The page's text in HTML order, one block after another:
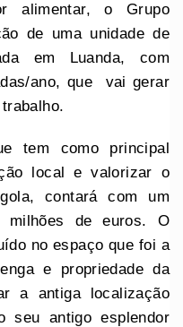
alimentar, o Grupo
de uma unidade de
em Luanda, com
ano, que vai gerar
tem como principal
local e valorizar o
contará com um
milhões de euros. O
no espaço que foi a
e propriedade da
a antiga localização
seu antigo esplendor